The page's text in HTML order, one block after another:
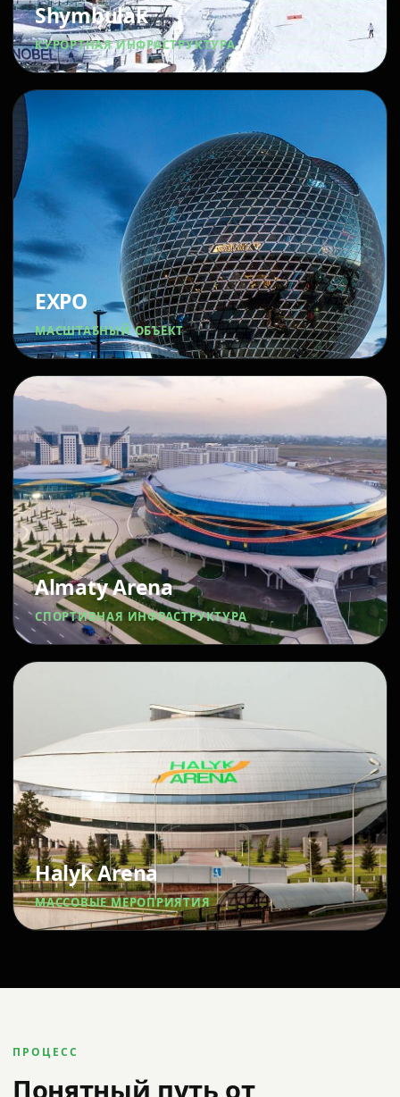
Shymbulak
КУРОРТНАЯ ИНФРАСТРУКТУРА
EXPO
МАСШТАБНЫЙ ОБЪЕКТ
Almaty Arena
СПОРТИВНАЯ ИНФРАСТРУКТУРА
Halyk Arena
МАССОВЫЕ МЕРОПРИЯТИЯ
ПРОЦЕСС
Понятный путь от